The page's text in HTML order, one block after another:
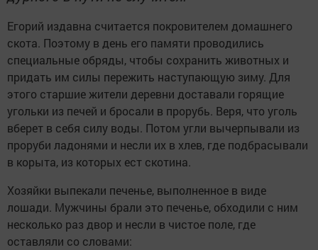
Егорий издавна считается покровителем домашнего
скота. Поэтому в день его памяти проводились
специальные обряды, чтобы сохранить животных и
придать им силы пережить наступающую зиму. Для
этого старшие жители деревни доставали горящие
угольки из печей и бросали в прорубь. Веря, что уголь
вберет в себя силу воды. Потом угли вычерпывали из
проруби ладонями и несли их в хлев, где подбрасывали
в корыта, из которых ест скотина.
Хозяйки выпекали печенье, выполненное в виде
лошади. Мужчины брали это печенье, обходили с ним
несколько раз двор и несли в чистое поле, где
оставляли со словами: